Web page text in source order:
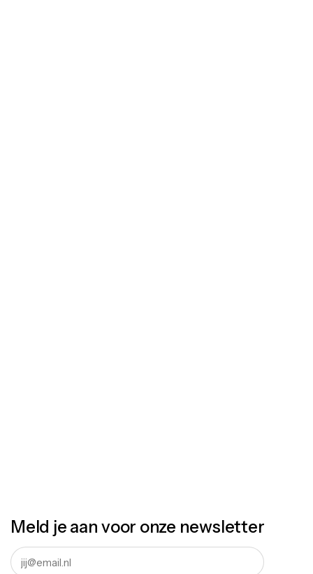
Meld je aan voor onze newsletter